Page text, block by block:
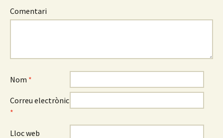
Comentari
Nom *
Correu electrònic
*
Lloc web